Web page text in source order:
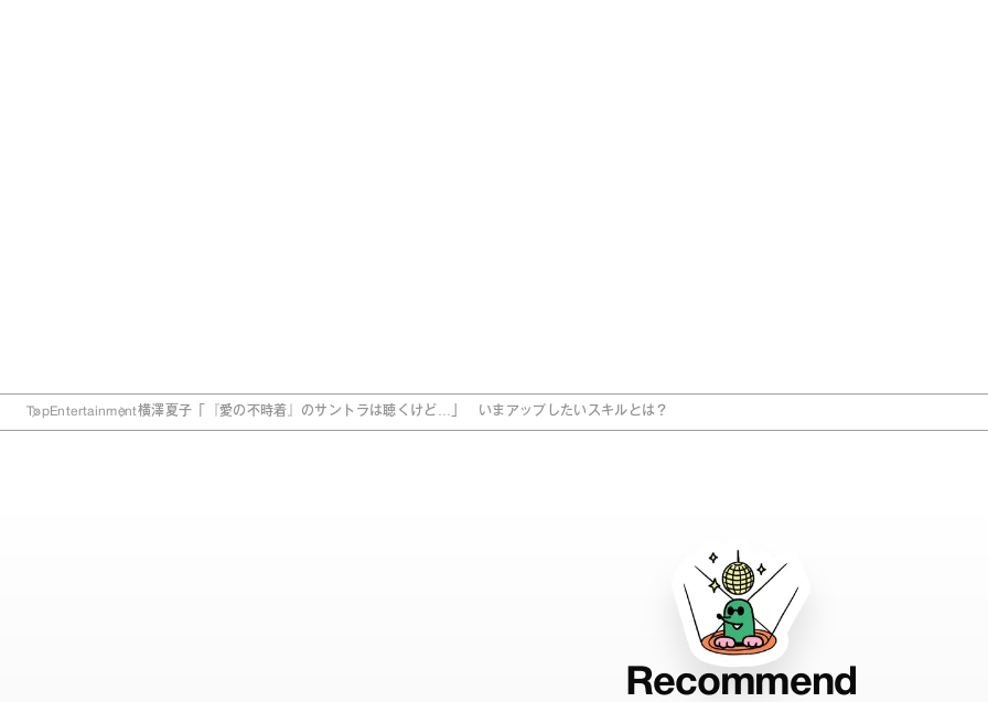
TopEntertainment横澤夏子「『愛の不時着』のサントラは聴くけど…」 いまアップしたいスキルとは？
Recommend